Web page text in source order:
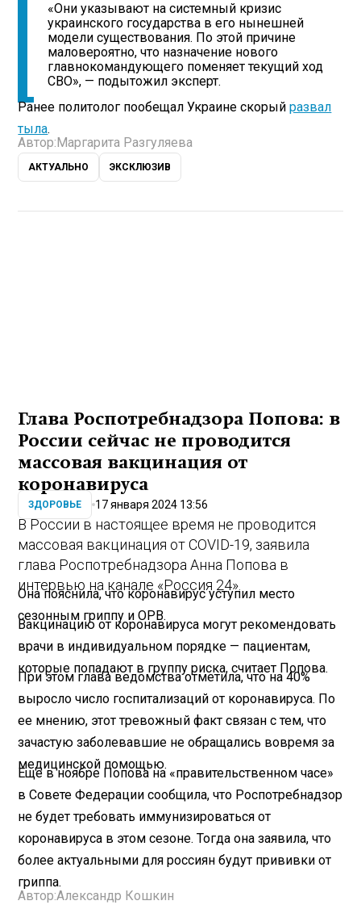
«Они указывают на системный кризис
украинского государства в его нынешней
модели существования. По этой причине
маловероятно, что назначение нового
главнокомандующего поменяет текущий ход
СВО», — подытожил эксперт.
Ранее политолог пообещал Украине скорыйразвал
тыла.
Автор: Маргарита Разгуляева
АКТУАЛЬНО ЭКСКЛЮЗИВ
Глава Роспотребнадзора Попова: в
России сейчас не проводится
массовая вакцинация от
коронавируса
ЗДОРОВЬЕ 17 января 2024 13:56
В России в настоящее время не проводится
массовая вакцинация от COVID-19, заявила
глава Роспотребнадзора Анна Попова в
интервью на канале «Россия 24».
Она пояснила, что коронавирус уступил место
сезонным гриппу и ОРВ.
Вакцинацию от коронавируса могут рекомендовать
врачи в индивидуальном порядке — пациентам,
которые попадают в группу риска, считает Попова.
При этом глава ведомства отметила, что на 40%
выросло число госпитализаций от коронавируса. По
ее мнению, этот тревожный факт связан с тем, что
зачастую заболевавшие не обращались вовремя за
медицинской помощью.
Еще в ноябре Попова на «правительственном часе»
в Совете Федерации сообщила, что Роспотребнадзор
не будет требовать иммунизироваться от
коронавируса в этом сезоне. Тогда она заявила, что
более актуальными для россиян будут прививки от
гриппа.
Автор:Александр Кошкин